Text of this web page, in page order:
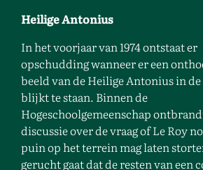
Heilige Antonius
In het voorjaar van 1974 ontstaat er
opschudding wanneer er een
beeld van de Heilige Antonius in
blijkt te staan. Binnen de
Hogeschoolgemeenschap
discussie over de vraag of Le Roy
puin op het terrein mag laten
gerucht gaat dat de resten van een